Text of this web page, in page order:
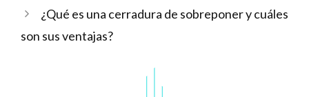
¿Qué es una cerradura de sobreponer y cuáles
son sus ventajas?